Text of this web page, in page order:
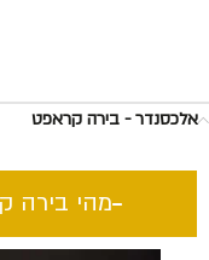
אלכסנדר - בירה קראפט
מהי בירה